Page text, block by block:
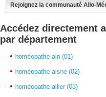
Rejoignez la communauté Allo-
Accédez directement
par département
homéopathe ain (01)
homéopathe aisne (02)
homéopathe allier (03)